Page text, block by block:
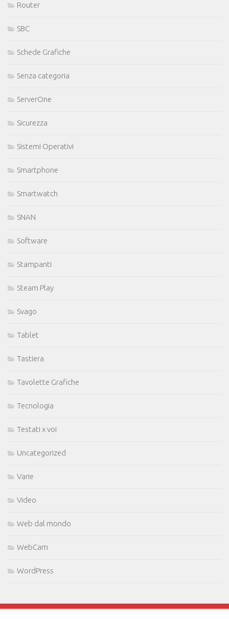
Router
SBC
Schede Grafiche
Senza categoria
ServerOne
Sicurezza
Sistemi Operativi
Smartphone
Smartwatch
SNAN
Software
Stampanti
Steam Play
Svago
Tablet
Tastiera
Tavolette Grafiche
Tecnologia
Testati x voi
Uncategorized
Varie
Video
Web dal mondo
WebCam
WordPress